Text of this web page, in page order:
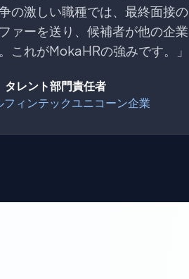
の激しい職種では、最終面接
ァーを送り、候補者が他の企
これがMokaHRの強みです。」
レント部門責任者
フィンテックユニコーン企業